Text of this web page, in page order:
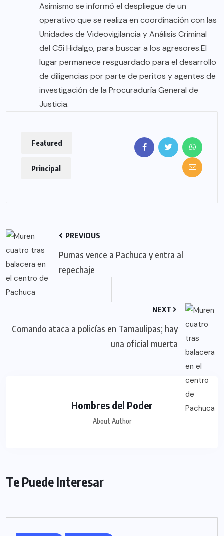
Asimismo se informó el despliegue de un
operativo que se realiza en coordinación con las
Unidades de Videovigilancia y Análisis Criminal
del C5i Hidalgo, para buscar a los agresores.El
lugar permanece resguardado para el desarrollo
de diligencias por parte de peritos y agentes de
investigación de la Procuraduría General de
Justicia.
Featured
Principal
PREVIOUS
Pumas vence a Pachuca y entra al
repechaje
NEXT
Comando ataca a policías en Tamaulipas; hay
una oficial muerta
Hombres del Poder
About Author
Te Puede Interesar